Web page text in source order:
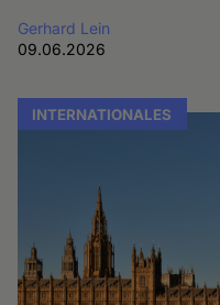
Gerhard Lein
09.06.2026
INTERNATIONALES